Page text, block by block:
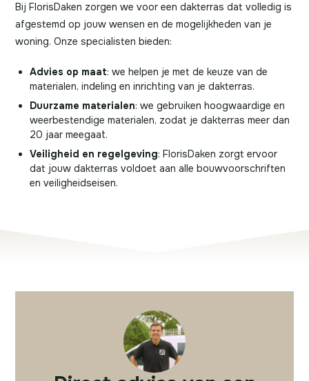
Bij FlorisDaken zorgen we voor een dakterras dat volledig is
afgestemd op jouw wensen en de mogelijkheden van je
woning. Onze specialisten bieden:
Advies op maat: we helpen je met de keuze van de
materialen, indeling en inrichting van je dakterras.
Duurzame materialen: we gebruiken hoogwaardige en
weerbestendige materialen, zodat je dakterras meer dan
20 jaar meegaat.
Veiligheid en regelgeving: FlorisDaken zorgt ervoor
dat jouw dakterras voldoet aan alle bouwvoorschriften
en veiligheidseisen.